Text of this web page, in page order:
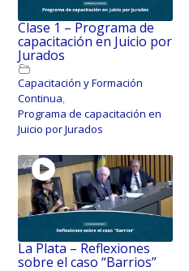
Clase 1 – Programa de
capacitación en Juicio por
Jurados
Capacitación y Formación
Continua,
Programa de capacitación en
Juicio por Jurados
La Plata – Reflexiones
sobre el caso “Barrios”